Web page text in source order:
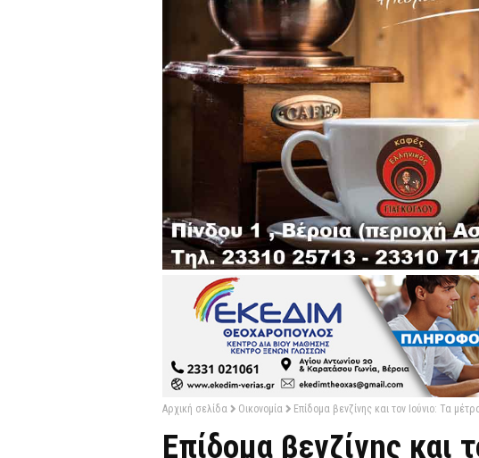
Αρχική σελίδα Οικονομία Επίδομα βενζίνης και τον Ιούνιο: Τα
Επίδομα βενζίνης και